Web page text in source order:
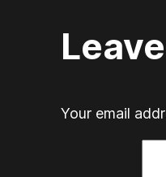
Your email